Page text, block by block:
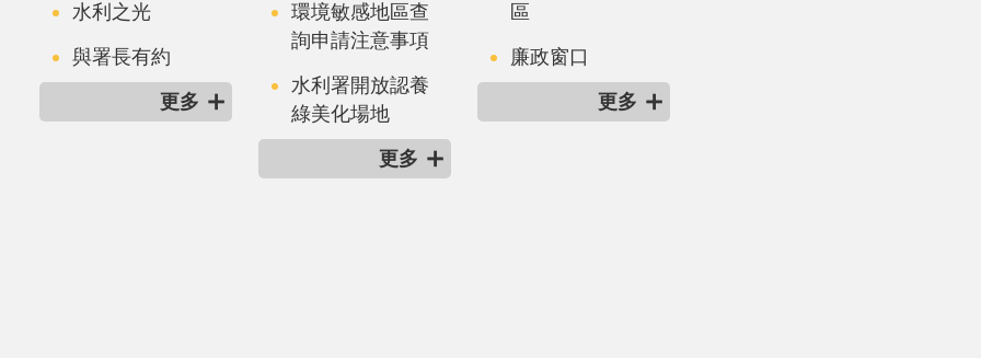
水利之光
與署長有約
更多
環境敏感地區查
詢申請注意事項
水利署開放認養
綠美化場地
更多
區
廉政窗口
更多